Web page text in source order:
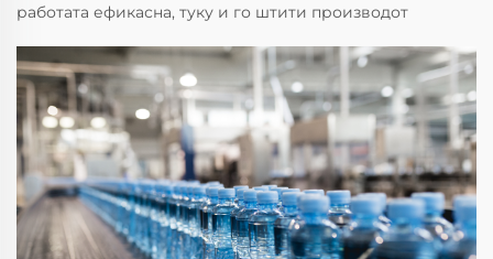
работата ефикасна, туку и го штити производот